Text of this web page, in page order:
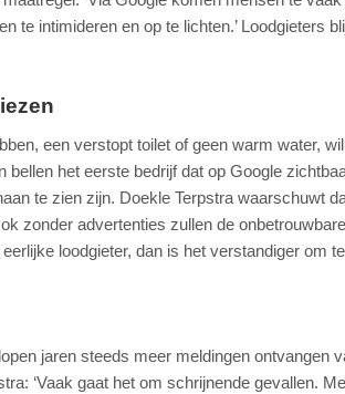
te intimideren en op te lichten.’ Loodgieters
een verstopt toilet of geen warm water,
bellen het eerste bedrijf dat op Google
te zien zijn. Doekle Terpstra waarschuwt
zonder advertenties zullen de
loodgieter, dan is het verstandiger om
jaren steeds meer meldingen ontvangen
‘Vaak gaat het om schrijnende gevallen.